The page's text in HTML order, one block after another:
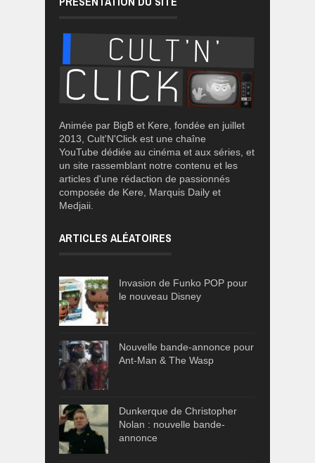
Animée par BigB et Kere, fondée en juillet
2013, Cult'N'Click est une chaîne
YouTube dédiée au cinéma et aux séries, et
un site rassemblant notre contenu et les
articles d'une rédaction de passionnés
composée de Kere, Marquis Daily et
Medjaii.
ARTICLES ALÉATOIRES
Invasion de Funko POP pour
le nouveau Disney
Nouvelle bande-annonce pour
Ant-Man & The Wasp
Dunkerque de Christopher
Nolan : nouvelle bande-
annonce